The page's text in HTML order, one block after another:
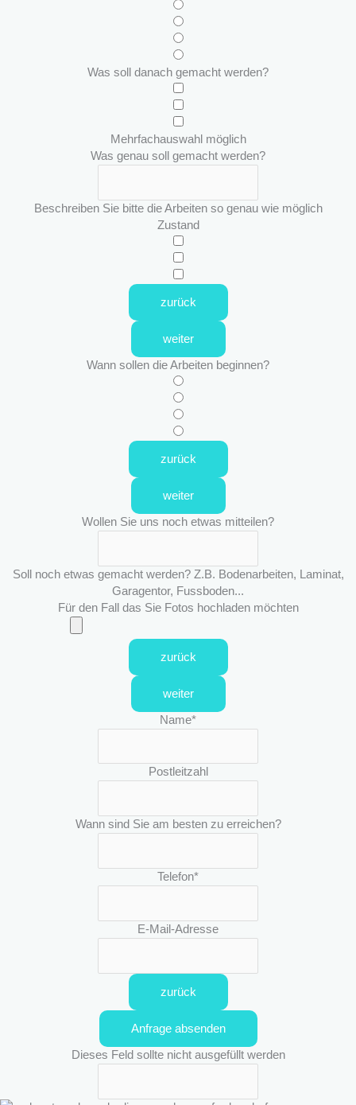
Was soll danach gemacht werden?
Mehrfachauswahl möglich
Was genau soll gemacht werden?
Beschreiben Sie bitte die Arbeiten so genau wie möglich
Zustand
zurück
weiter
Wann sollen die Arbeiten beginnen?
zurück
weiter
Wollen Sie uns noch etwas mitteilen?
Soll noch etwas gemacht werden? Z.B. Bodenarbeiten, Laminat,
Garagentor, Fussboden...
Für den Fall das Sie Fotos hochladen möchten
zurück
weiter
Name*
Postleitzahl
Wann sind Sie am besten zu erreichen?
Telefon*
E-Mail-Adresse
zurück
Anfrage absenden
Dieses Feld sollte nicht ausgefüllt werden